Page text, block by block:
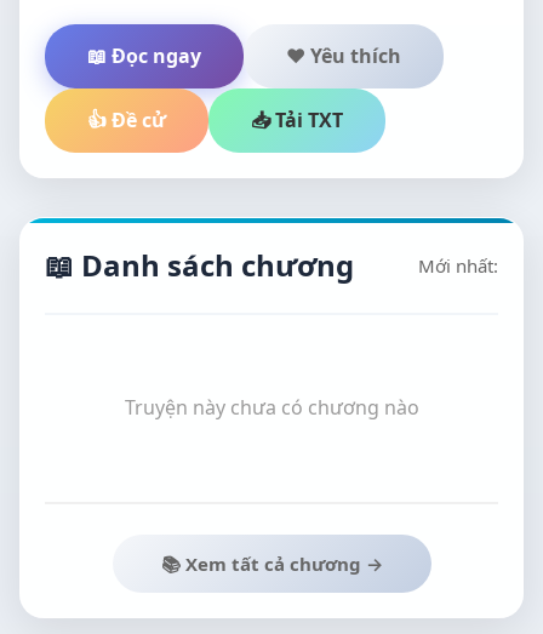
📖 Đọc ngay ❤️ Yêu thích
👍 Đề cử 📥 Tải TXT
📖 Danh sách chương Mới nhất:
Truyện này chưa có chương nào
📚 Xem tất cả chương →